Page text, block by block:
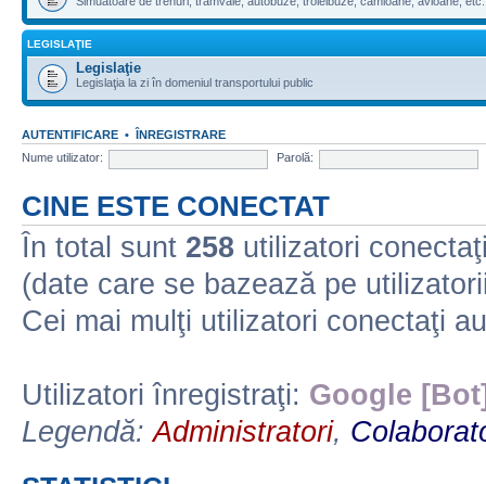
LEGISLAŢIE
Legislaţie
Legislaţia la zi în domeniul transportului public
AUTENTIFICARE • ÎNREGISTRARE
Nume utilizator:
Parolă:
CINE ESTE CONECTAT
În total sunt 258 utilizatori
(date care se bazează pe
Cei mai mulţi utilizatori conectaţi
Utilizatori înregistraţi: Google
Legendă:Administratori,